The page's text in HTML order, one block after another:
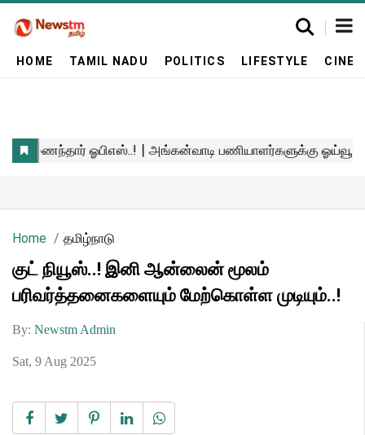
HOME TAMIL NADU POLITICS LIFESTYLE
Home தமிழ்நாடு
குட் நியூஸ்..! இனி ஆன்லைன் மூலம்
பரிவர்த்தனைகளையும் மேற்கொள்ள முடியும்..!
By: Newstm Admin
Sat, 9 Aug 2025